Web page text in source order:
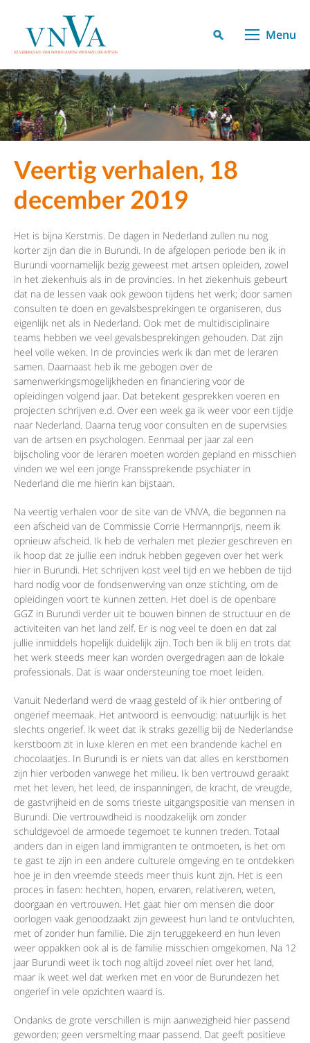
Menu
Veertig verhalen, 18
december 2019
Het is bijna Kerstmis. De dagen in Nederland zullen nu nog
korter zijn dan die in Burundi. In de afgelopen periode ben ik in
Burundi voornamelijk bezig geweest met artsen opleiden, zowel
in het ziekenhuis als in de provincies. In het ziekenhuis gebeurt
dat na de lessen vaak ook gewoon tijdens het werk; door samen
consulten te doen en gevalsbesprekingen te organiseren, dus
eigenlijk net als in Nederland. Ook met de multidisciplinaire
teams hebben we veel gevalsbesprekingen gehouden. Dat zijn
heel volle weken. In de provincies werk ik dan met de leraren
samen. Daarnaast heb ik me gebogen over de
samenwerkingsmogelijkheden en financiering voor de
opleidingen volgend jaar. Dat betekent gesprekken voeren en
projecten schrijven e.d. Over een week ga ik weer voor een tijdje
naar Nederland. Daarna terug voor consulten en de supervisies
van de artsen en psychologen. Eenmaal per jaar zal een
bijscholing voor de leraren moeten worden gepland en misschien
vinden we wel een jonge Franssprekende psychiater in
Nederland die me hierin kan bijstaan.
Na veertig verhalen voor de site van de VNVA, die begonnen na
een afscheid van de Commissie Corrie Hermannprijs, neem ik
opnieuw afscheid. Ik heb de verhalen met plezier geschreven en
ik hoop dat ze jullie een indruk hebben gegeven over het werk
hier in Burundi. Het schrijven kost veel tijd en we hebben de tijd
hard nodig voor de fondsenwerving van onze stichting, om de
opleidingen voort te kunnen zetten. Het doel is de openbare
GGZ in Burundi verder uit te bouwen binnen de structuur en de
activiteiten van het land zelf. Er is nog veel te doen en dat zal
jullie inmiddels hopelijk duidelijk zijn. Toch ben ik blij en trots dat
het werk steeds meer kan worden overgedragen aan de lokale
professionals. Dat is waar ondersteuning toe moet leiden.
Vanuit Nederland werd de vraag gesteld of ik hier ontbering of
ongerief meemaak. Het antwoord is eenvoudig: natuurlijk is het
slechts ongerief. Ik weet dat ik straks gezellig bij de Nederlandse
kerstboom zit in luxe kleren en met een brandende kachel en
chocolaatjes. In Burundi is er niets van dat alles en kerstbomen
zijn hier verboden vanwege het milieu. Ik ben vertrouwd geraakt
met het leven, het leed, de inspanningen, de kracht, de vreugde,
de gastvrijheid en de soms trieste uitgangspositie van mensen in
Burundi. Die vertrouwdheid is noodzakelijk om zonder
schuldgevoel de armoede tegemoet te kunnen treden. Totaal
anders dan in eigen land immigranten te ontmoeten, is het om
te gast te zijn in een andere culturele omgeving en te ontdekken
hoe je in den vreemde steeds meer thuis kunt zijn. Het is een
proces in fasen: hechten, hopen, ervaren, relativeren, weten,
doorgaan en vertrouwen. Het gaat hier om mensen die door
oorlogen vaak genoodzaakt zijn geweest hun land te ontvluchten,
met of zonder hun familie. Die zijn teruggekeerd en hun leven
weer oppakken ook al is de familie misschien omgekomen. Na 12
jaar Burundi weet ik toch nog altijd zoveel níet over het land,
maar ik weet wel dat werken met en voor de Burundezen het
ongerief in vele opzichten waard is.
Ondanks de grote verschillen is mijn aanwezigheid hier passend
geworden; geen versmelting maar passend. Dat geeft positieve